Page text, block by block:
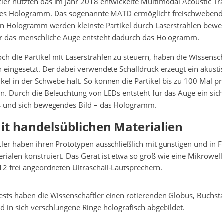
Hologramm. Das sogenannte MATD ermöglicht
Hologramm werden kleinste Partikel durch Laserstrahlen
das menschliche Auge entsteht dadurch das Hologramm.
die Partikel mit Laserstrahlen zu steuern, haben die
Der dabei verwendete Schalldruck erzeugt ein
in der Schwebe hält. So können die Partikel bis zu 100 Mal
Durch die Beleuchtung von LEDs entsteht für das Auge ein
sich bewegendes Bild – das Hologramm.
handelsüblichen Materialien
haben ihren Prototypen ausschließlich mit günstigen und in
konstruiert. Das Gerät ist etwa so groß wie eine
frei angeordneten Ultraschall-Lautsprechern.
haben die Wissenschaftler einen rotierenden Globus,
in sich verschlungene Ringe holografisch abgebildet.